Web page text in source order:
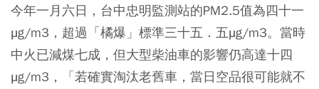
今年一月六日，台中忠明監測站的PM2.5值為四十一
μg/m3，超過「橘爆」標準三十五．五μg/m3。當時
中火已減煤七成，但大型柴油車的影響仍高達十四
μg/m3，「若確實淘汰老舊車，當日空品很可能就不